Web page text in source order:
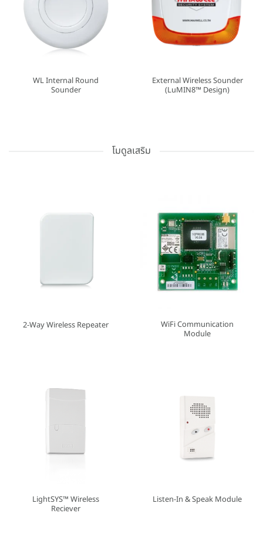
WL Internal Round
Sounder
External Wireless Sounder
(LuMIN8™ Design)
โมดูลเสริม
2-Way Wireless Repeater
WiFi Communication
Module
LightSYS™ Wireless
Reciever
Listen-In & Speak Module